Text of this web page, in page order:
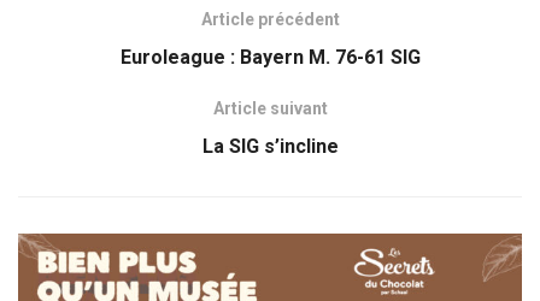
Article précédent
Euroleague : Bayern M. 76-61 SIG
Article suivant
La SIG s’incline